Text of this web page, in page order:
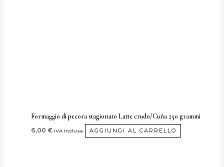
Formaggio di pecora stagionato Latte crudo/Cuña 250 grammi
6,00€ IVA inclusa AGGIUNGI AL CARRELLO